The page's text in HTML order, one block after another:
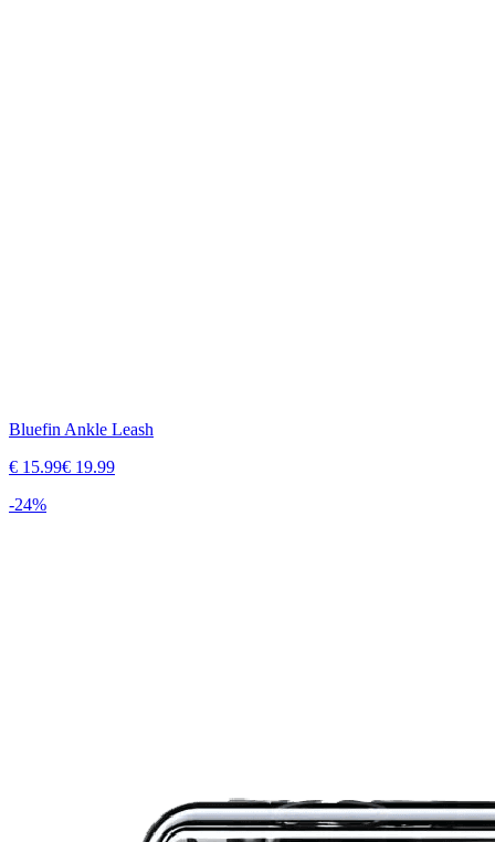
Bluefin Ankle Leash
€ 15.99€ 19.99
-24%